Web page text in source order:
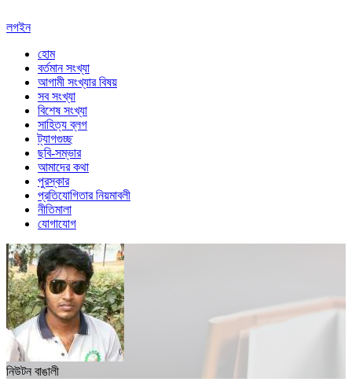
লগইন
হোম
বর্তমান সংখ্যা
আগামী সংখ্যার বিষয়
সব সংখ্যা
বিশেষ সংখ্যা
সাহিত্য ব্লগ
ট্যাগগুচ্ছ
ছবি-সম্ভার
আমাদের কথা
পুরস্কার
প্রতিযোগিতার নিয়মাবলী
নীতিমালা
যোগাযোগ
নিউটন বাঙালী